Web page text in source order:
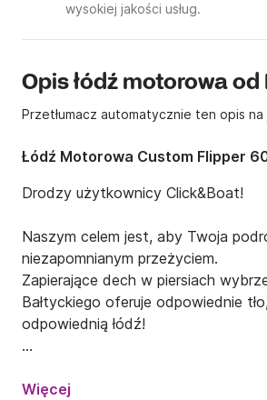
wysokiej jakości usług.
Opis łódź motorowa od
Przetłumacz automatycznie ten opis na
Łódź Motorowa Custom Flipper
Drodzy użytkownicy Click&Boat!
Naszym celem jest, aby Twoja
niezapomnianym przeżyciem.
Zapierające dech w piersiach
Bałtyckiego oferuje odpowiednie
odpowiednią łódź!
Flipper 600 SC jest idealny do
Więcej